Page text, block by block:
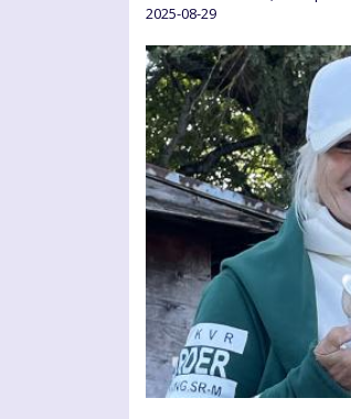
2025-08-29